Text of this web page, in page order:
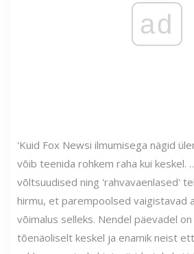
ad
'Kuid Fox Newsi ilmumisega nägid
võib teenida rohkem raha kui keskel.
võltsuudised ning 'rahvavaenlased'
hirmu, et parempoolsed vaigistavad
võimalus selleks. Nendel päevadel
tõenäoliselt keskel ja enamik neist